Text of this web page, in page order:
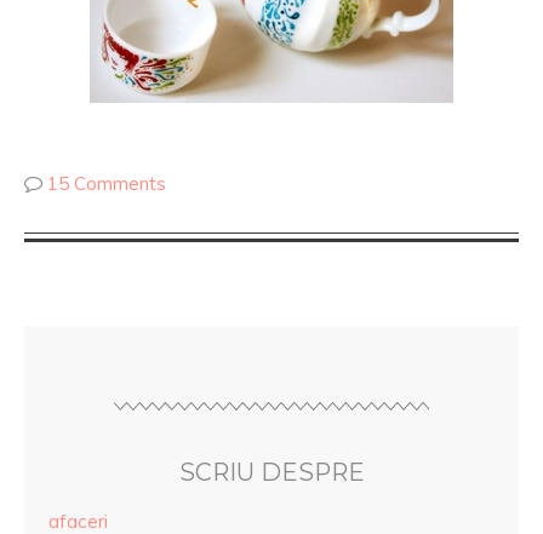
15 Comments
SCRIU DESPRE
afaceri